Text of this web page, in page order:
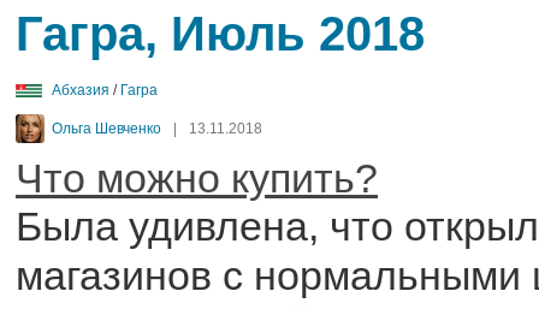
Гагра, Июль 2018
Абхазия / Гагра
Ольга Шевченко 13.11.2018
Что можно купить?
Была удивлена, что
магазинов с